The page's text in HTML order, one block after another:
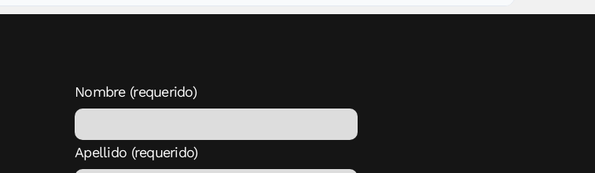
Nombre (requerido)
Apellido (requerido)